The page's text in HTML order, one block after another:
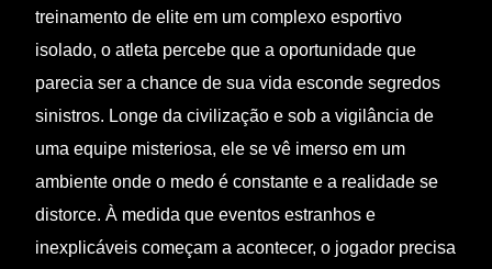
treinamento de elite em um complexo esportivo
isolado, o atleta percebe que a oportunidade que
parecia ser a chance de sua vida esconde segredos
sinistros. Longe da civilização e sob a vigilância de
uma equipe misteriosa, ele se vê imerso em um
ambiente onde o medo é constante e a realidade se
distorce. À medida que eventos estranhos e
inexplicáveis começam a acontecer, o jogador precisa